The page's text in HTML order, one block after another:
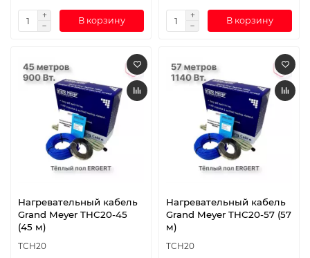
В корзину В корзину
Нагревательный кабель
Grand Meyer THC20-45
(45 м)
TCH20
Нагревательный кабель
Grand Meyer THC20-57 (57
м)
TCH20